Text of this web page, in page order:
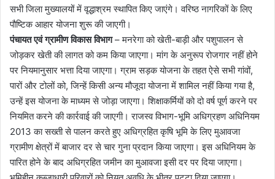
सभी जिला मुख्यालयों में वृद्धाश्रम स्थापित किए जाएंगे। वरिष्ठ नागरिकों के लिए
पौष्टिक आहार योजना शुरू की जाएगी।
पंचायत एवं ग्रामीण विकास विभाग– मनरेगा को खेती-बाड़ी और पशुपालन से
जोड़कर खेती की लागत को कम किया जाएगा। मांग के अनुरूप रोजगार नहीं होने
पर नियमानुसार भत्ता दिया जाएगा। ग्राम सड़क योजना के तहत ऐसे सभी गांवों,
पारों और टोलों को, जिन्हें किसी अन्य मौजूदा योजना में शामिल नहीं किया गया है,
उन्हें इस योजना के माध्यम से जोड़ा जाएगा। शिक्षाकर्मियों को दो वर्ष पूर्ण करने पर
नियमित करने की कार्रवाई की जाएगी। राजस्व विभाग-भूमि अधिग्रहण अधिनियम
2013 का सख्ती से पालन करते हुए अधिग्रहित कृषि भूमि के लिए मुआवजा
ग्रामीण क्षेत्रों में बाजार दर से चार गुना प्रदान किया जाएगा। इस अधिनियम के
पारित होने के बाद अधिग्रहित जमीन का मुआवजा इसी दर पर दिया जाएगा।